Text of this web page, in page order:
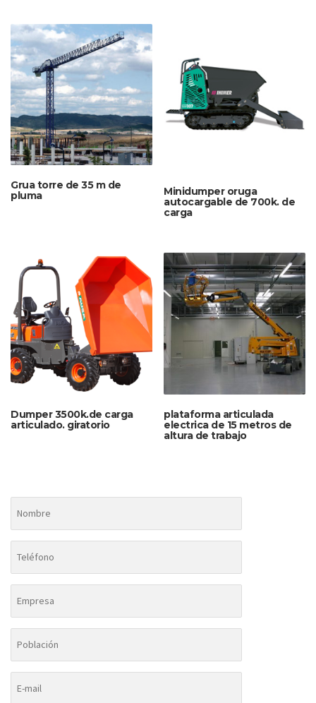
Grua torre de 35 m de
pluma
Minidumper oruga
autocargable de 700k. de
carga
Dumper 3500k.de carga
articulado. giratorio
plataforma articulada
electrica de 15 metros de
altura de trabajo